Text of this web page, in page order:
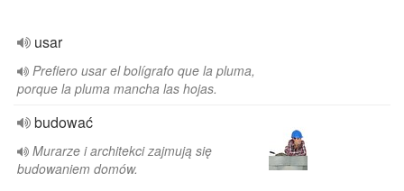
usar
Prefiero usar el bolígrafo que la pluma,
porque la pluma mancha las hojas.
budować
Murarze i architekci zajmują się
budowaniem domów.